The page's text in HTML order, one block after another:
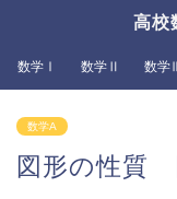
高校
数学Ⅰ 数学Ⅱ 数学
数学A
図形の性質